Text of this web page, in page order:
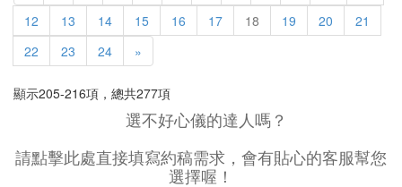
12
13 14 15 16 17 18 19 20
21
22
23 24 »
顯示205-216項，總共277項
選不好心儀的達人嗎？
請點擊此處直接填寫約稿需求，會有貼心的客服幫您
選擇喔！